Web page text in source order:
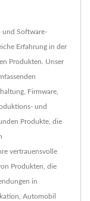
und Software-
Erfahrung in der
Produkten. Unser
Firmware,
und
Produkte, die
vertrauensvolle
Produkten, die
in
Automobil